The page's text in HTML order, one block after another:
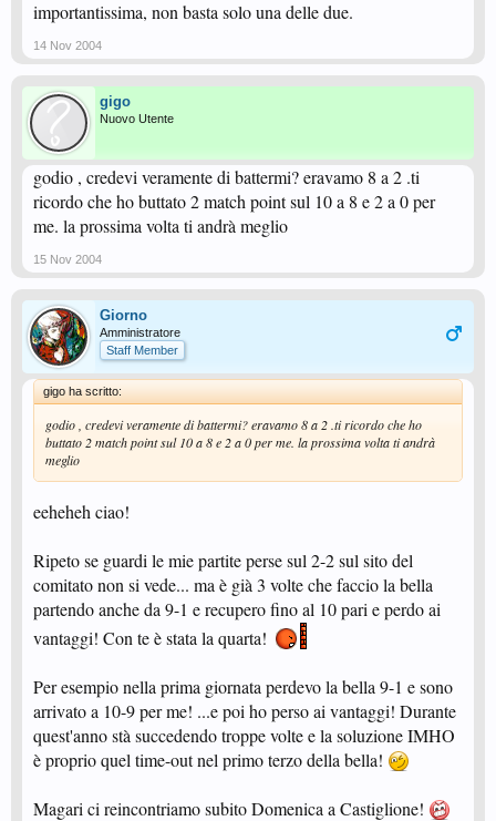
importantissima, non basta solo una delle due.
14 Nov 2004
gigo
Nuovo Utente
godio , credevi veramente di battermi? eravamo 8 a 2 .ti
ricordo che ho buttato 2 match point sul 10 a 8 e 2 a 0 per
me. la prossima volta ti andrà meglio
15 Nov 2004
Giorno
Amministratore
Staff Member
gigo ha scritto:
godio , credevi veramente di battermi? eravamo 8 a 2 .ti ricordo che ho
buttato 2 match point sul 10 a 8 e 2 a 0 per me. la prossima volta ti andrà
meglio
eeheheh ciao!
Ripeto se guardi le mie partite perse sul 2-2 sul sito del
comitato non si vede... ma è già 3 volte che faccio la bella
partendo anche da 9-1 e recupero fino al 10 pari e perdo ai
vantaggi! Con te è stata la quarta!
Per esempio nella prima giornata perdevo la bella 9-1 e sono
arrivato a 10-9 per me! ...e poi ho perso ai vantaggi! Durante
quest'anno stà succedendo troppe volte e la soluzione IMHO
è proprio quel time-out nel primo terzo della bella!
Magari ci reincontriamo subito Domenica a Castiglione!